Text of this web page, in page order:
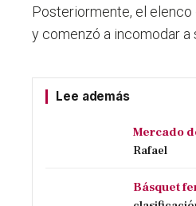
Posteriormente, el elenco
y comenzó a incomodar a
Lee además
Mercado
Rafael
Básquet